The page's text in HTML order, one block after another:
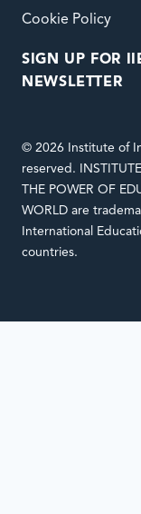
Cookie Policy
SIGN UP FOR
NEWSLETTER
© 2026 Institute of
reserved.
THE POWER OF
WORLD are
International
countries.